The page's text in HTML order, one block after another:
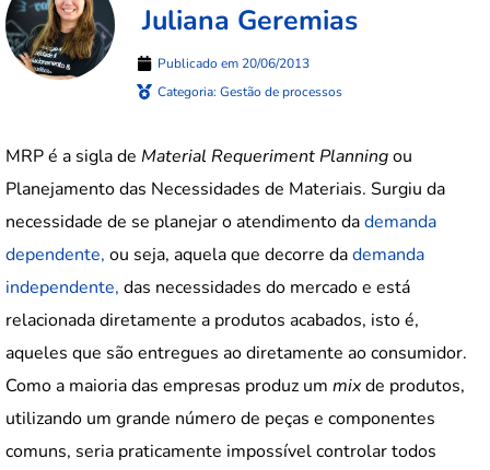
Juliana Geremias
Publicado em 20/06/2013
Categoria: Gestão de processos
MRP é a sigla de Material Requeriment Planningou
Planejamento das Necessidades de Materiais. Surgiu da
necessidade de se planejar o atendimento dademanda
dependente, ou seja, aquela que decorre dademanda
independente, das necessidades do mercado e está
relacionada diretamente a produtos acabados, isto é,
aqueles que são entregues ao diretamente ao consumidor.
Como a maioria das empresas produz um mixde produtos,
utilizando um grande número de peças e componentes
comuns, seria praticamente impossível controlar todos